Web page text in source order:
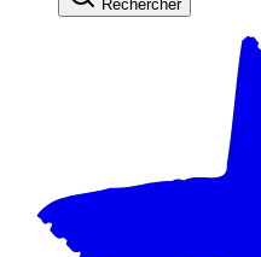
Rechercher